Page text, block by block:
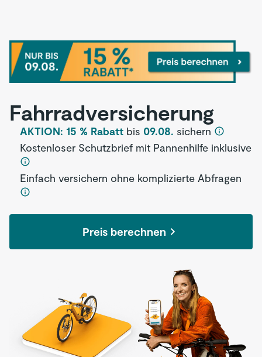
Fahrrad­versicherung
AKTION: 15 % Rabatt bis 09.08. sichern
Kostenloser Schutzbrief mit Pannenhilfe inklusive
Einfach versichern ohne komplizierte Abfragen
Preis berechnen